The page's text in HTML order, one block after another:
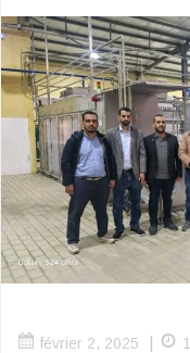
février 2, 2025